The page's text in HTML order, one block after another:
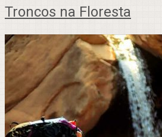
Troncos na Floresta